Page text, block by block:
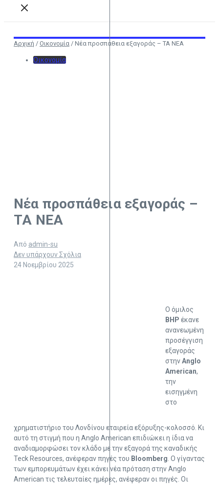
Αρχική / Οικονομία / Νέα προσπάθεια εξαγοράς – ΤΑ ΝΕΑ
Οικονομία
Νέα προσπάθεια εξαγοράς –
ΤΑ ΝΕΑ
Από admin-su
Δεν υπάρχουν Σχόλια
24 Νοεμβρίου 2025
Ο όμιλος
BHP έκανε
ανανεωμένη
προσέγγιση
εξαγοράς
στηνAnglo
American,
την
εισηγμένη
στο
χρηματιστήριο του Λονδίνου εταιρεία εξόρυξης-κολοσσό. Κι
αυτό τη στιγμή που η Anglo American επιδιώκει η ίδια να
αναδιαμορφώσει τον κλάδο με την εξαγορά της καναδικής
Teck Resources, ανέφεραν πηγές του Bloomberg. Ο γίγαντας
των εμπορευμάτων έχει κάνει νέα πρόταση στην Anglo
American τις τελευταίες ημέρες, ανέφεραν οι πηγές. Οι